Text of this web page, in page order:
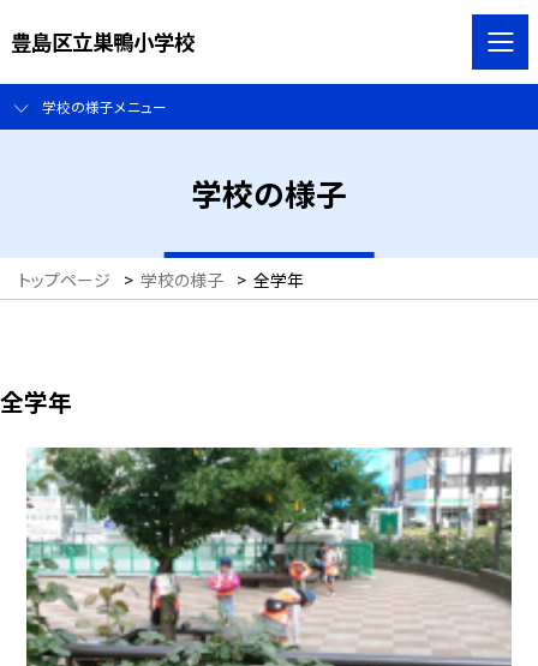
豊島区立巣鴨小学校
学校の様子メニュー
学校の様子
トップページ > 学校の様子 > 全学年
全学年